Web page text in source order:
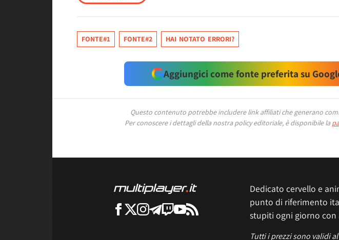
FONTE#1 FONTE#2 HAI NOTATO ERRORI?
Aggiungici come fonte preferita su
Questo contenuto potrebbe includere link affiliati che generano
Per conoscere i dettagli della nostra policy editoriale, è disponibile la
Dedicato cervello e
punto di riferimento
stupiti ogni giorno con
Tutti i prezzi sono validi